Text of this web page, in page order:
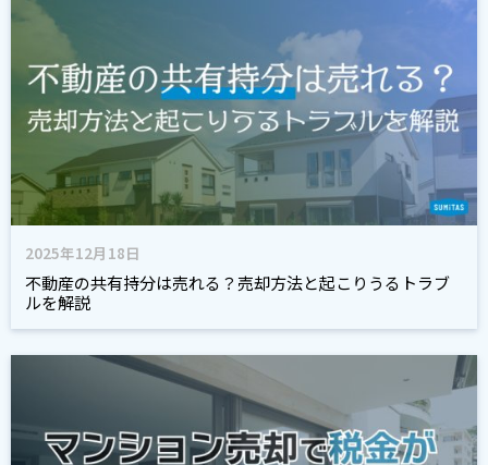
2025年12月18日
不動産の共有持分は売れる？売却方法と起こりうるトラブ
ルを解説